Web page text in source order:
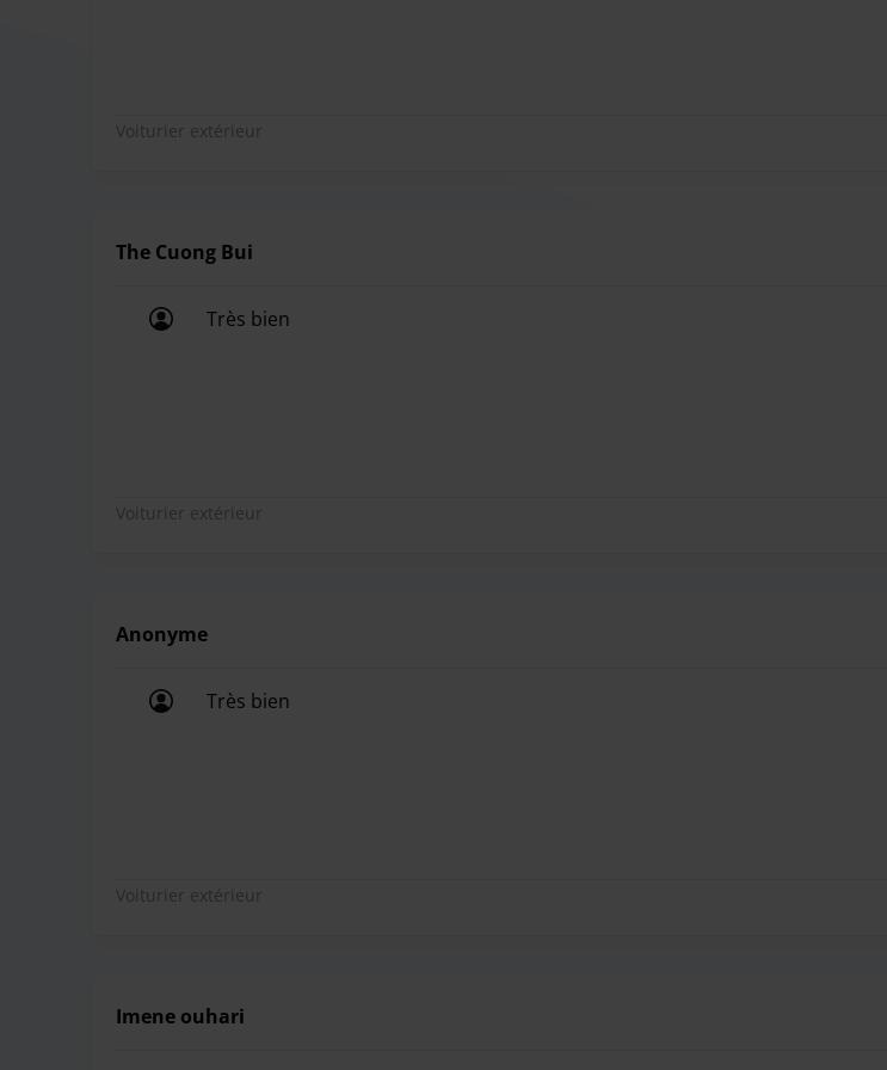
Voiturier extérieur
The Cuong Bui
Très bien
Voiturier extérieur
Anonyme
Très bien
Voiturier extérieur
Imene ouhari